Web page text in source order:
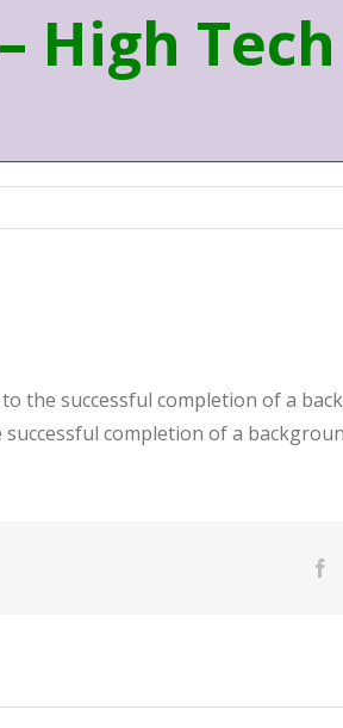
High
the successful completion of a
completion of a